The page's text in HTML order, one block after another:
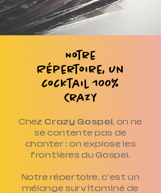
Notre
Répertoire, un
cocktail 100%
Crazy
Chez Crazy Gospel, on ne
se contente pas de
chanter : on explose les
frontières du Gospel.
Notre répertoire, c'est un
mélange survitaminé de